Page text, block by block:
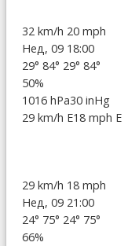
32 km/h 20 mph
Нед, 09 18:00
29° 84° 29° 84°
50%
1016 hPa30 inHg
29 km/h E18 mph E
29 km/h 18 mph
Нед, 09 21:00
24° 75° 24° 75°
66%